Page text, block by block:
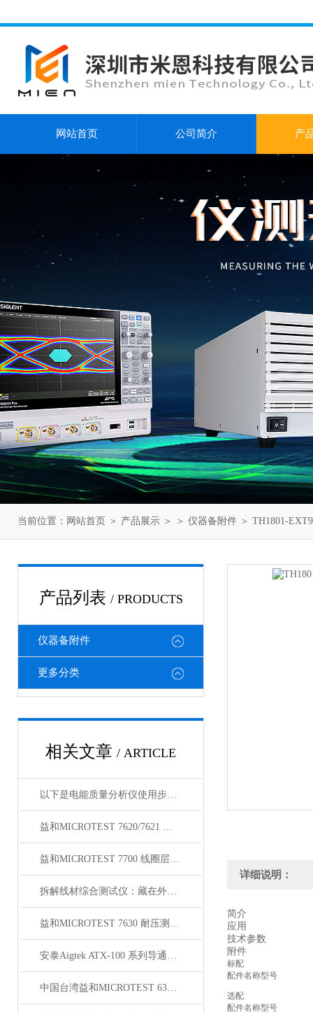
网站首页 公司简介 产
当前位置： 网站首页 ＞ 产品展示 ＞ ＞ 仪器备附件 ＞ TH1801-
产品列表 / PRODUCTS
仪器备附件
更多分类
相关文章 / ARTICLE
以下是电能质量分析仪使用步骤的详细介绍
益和MICROTEST 7620/7621 耐压测试仪
益和MICROTEST 7700 线圈层间短路测试仪
拆解线材综合测试仪：藏在外壳里的精密结构，藏着哪些硬核秘密？
益和MICROTEST 7630 耐压测试仪
安泰Aigtek ATX-100 系列导通线束测试仪
中国台湾益和MICROTEST 6376 LCR测试仪
详细说明：
简介
应用
技术参数
附件
标配
配件名称型号
选配
配件名称型号